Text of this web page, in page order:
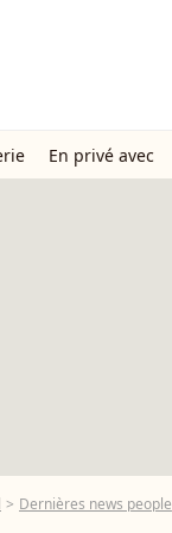
En privé avec
Dernières news people